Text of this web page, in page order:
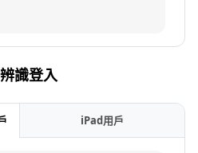
識登入
iPad用戶